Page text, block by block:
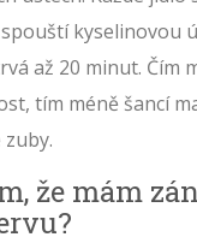
kyselinovou
až 20 minut. Čím
tím méně šancí
že mám